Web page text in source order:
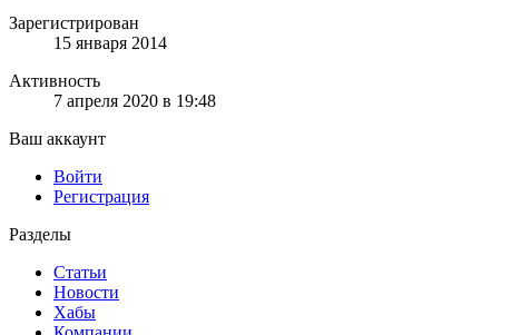
Зарегистрирован
15 января 2014
Активность
7 апреля 2020 в 19:48
Ваш аккаунт
Войти
Регистрация
Разделы
Статьи
Новости
Хабы